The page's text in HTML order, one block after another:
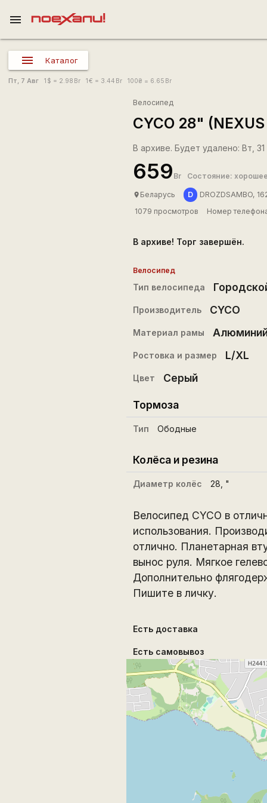
menu
Каталог
Пт, 7 Авг 1 $ = 2.98 Br 1€ = 3.44 Br 100₴ = 6.65 Br
Велосипед
CYCO 28"
В архиве. Будет удалено: Вт,
659 Br Состояние:
place Беларусь D
DROZDSAMBO,
1079 просмотров
Номер
В архиве! Торг завершён.
Велосипед
Тип велосипеда
Производитель CYCO
Материал рамы
Ростовка и размер L/XL
Цвет Серый
Тормоза
Тип Ободные
Колёса и резина
Диаметр колёс 28 , "
Велосипед CYCO в
использования.
отлично. Планетарная
вынос руля. Мягкое
Дополнительно
Пишите в личку.
Есть доставка
Есть самовывоз